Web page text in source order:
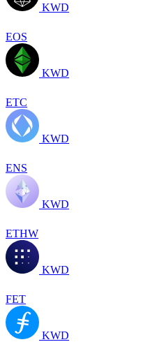
KWD
EOS
KWD
ETC
KWD
ENS
KWD
ETHW
KWD
FET
KWD